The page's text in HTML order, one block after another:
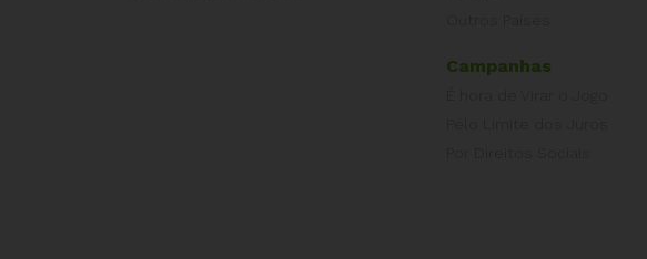
Campanhas